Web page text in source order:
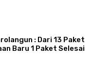
: Dari 13 Paket
Baru 1 Paket Selesai